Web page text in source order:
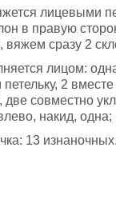
лицевыми
в правую
вяжем сразу 2
лицом:
2
две совместно
накид, одна;
13